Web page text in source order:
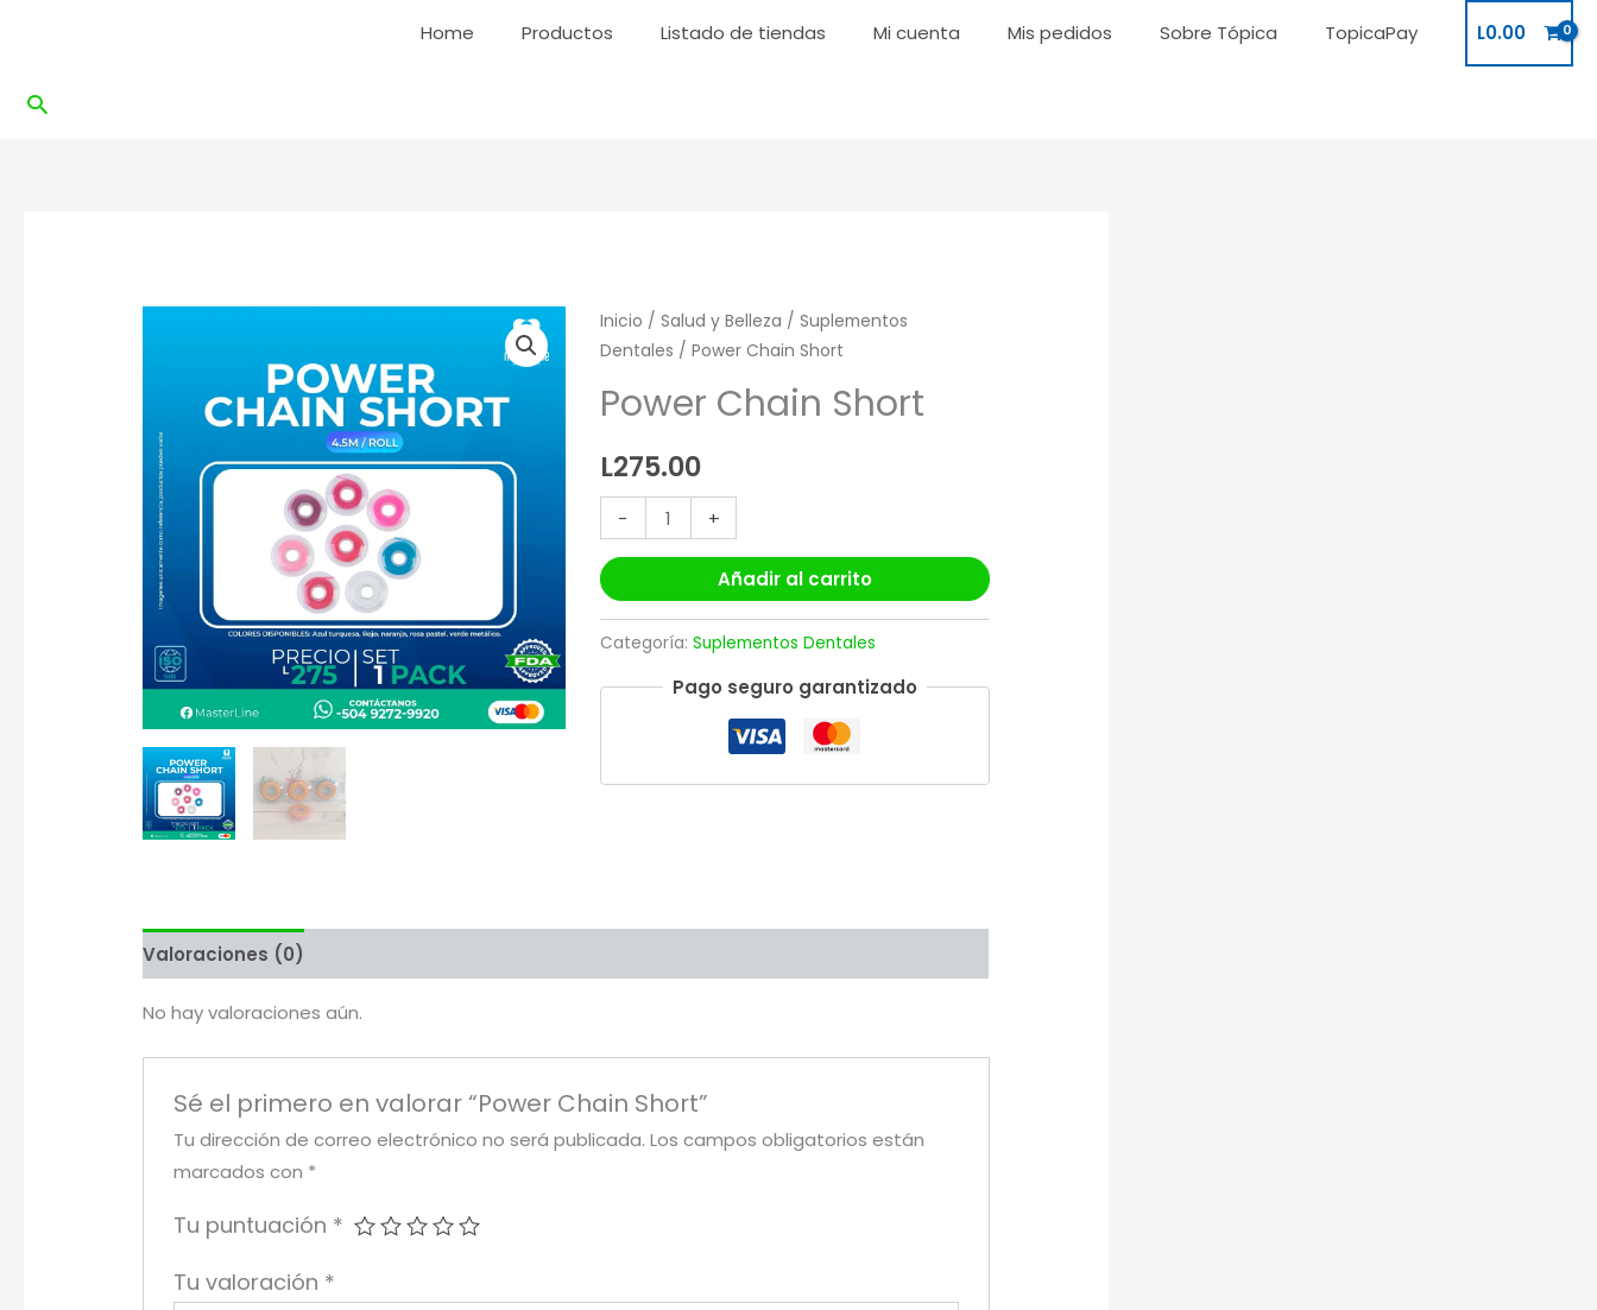
Home Productos Listado de tiendas Mi cuenta Mis pedidos Sobre Tópica TopicaPay L0.00
Buscar
Inicio / Salud y Belleza / Suplementos
Dentales / Power Chain Short
Power Chain Short
L275.00
-
Power
Chain
Short
cantidad
+
Añadir al carrito
Categoría: Suplementos Dentales
Pago seguro garantizado
Valoraciones (0)
No hay valoraciones aún.
Sé el primero en valorar “Power Chain Short”
Tu dirección de correo electrónico no será publicada. Los campos obligatorios están
marcados con *
Tu puntuación *
Tu valoración *